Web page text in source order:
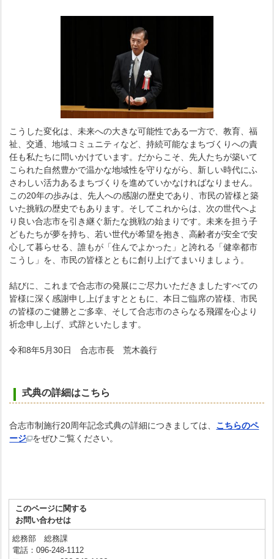
こうした変化は、未来への大きな可能性である一方で、教育、福
祉、交通、地域コミュニティなど、持続可能なまちづくりへの責
任も私たちに問いかけています。だからこそ、先人たちが築いて
こられた自然豊かで温かな地域性を守りながら、新しい時代にふ
さわしい活力あるまちづくりを進めていかなければなりません。
この20年の歩みは、先人への感謝の歴史であり、市民の皆様と築
いた挑戦の歴史でもあります。そしてこれからは、次の世代へよ
り良い合志市を引き継ぐ新たな挑戦の始まりです。未来を担う子
どもたちが夢を持ち、若い世代が希望を抱き、高齢者が安全で安
心して暮らせる、誰もが「住んでよかった」と誇れる「健幸都市
こうし」を、市民の皆様とともに創り上げてまいりましょう。
結びに、これまで合志市の発展にご尽力いただきましたすべての
皆様に深く感謝申し上げますとともに、本日ご臨席の皆様、市民
の皆様のご健勝とご多幸、そして合志市のさらなる飛躍を心より
祈念申し上げ、式辞といたします。
令和8年5月30日 合志市長 荒木義行
式典の詳細はこちら
合志市制施行20周年記念式典の詳細につきましては、 こちらのペ
ージ
をぜひご覧ください。
このページに関する
お問い合わせは
総務部 総務課
電話：096-248-1112